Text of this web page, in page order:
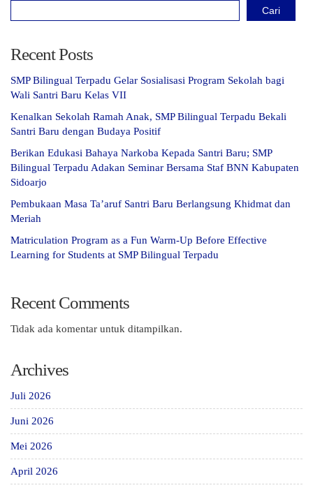
Cari
Recent Posts
SMP Bilingual Terpadu Gelar Sosialisasi Program Sekolah bagi
Wali Santri Baru Kelas VII
Kenalkan Sekolah Ramah Anak, SMP Bilingual Terpadu Bekali
Santri Baru dengan Budaya Positif
Berikan Edukasi Bahaya Narkoba Kepada Santri Baru; SMP
Bilingual Terpadu Adakan Seminar Bersama Staf BNN Kabupaten
Sidoarjo
Pembukaan Masa Ta’aruf Santri Baru Berlangsung Khidmat dan
Meriah
Matriculation Program as a Fun Warm-Up Before Effective
Learning for Students at SMP Bilingual Terpadu
Recent Comments
Tidak ada komentar untuk ditampilkan.
Archives
Juli 2026
Juni 2026
Mei 2026
April 2026